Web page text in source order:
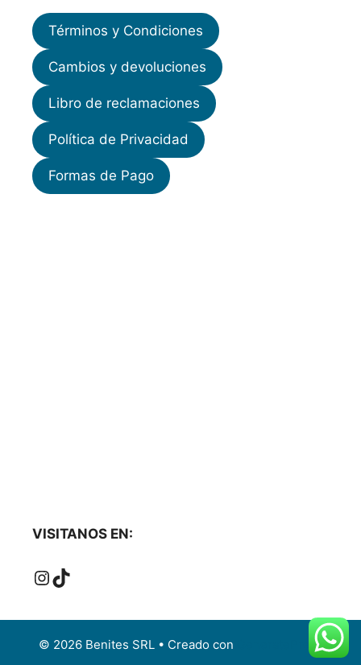
Términos y Condiciones
Cambios y devoluciones
Libro de reclamaciones
Política de Privacidad
Formas de Pago
VISITANOS EN:
Instagram
TikTok
© 2026 Benites SRL• Creado con GeneratePress